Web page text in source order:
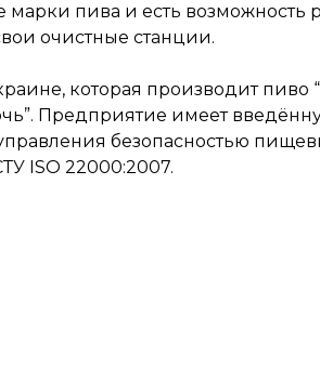
пива и есть возможность
очистные станции.
которая производит пиво
Предприятие имеет
безопасностью
ISO 22000:2007.